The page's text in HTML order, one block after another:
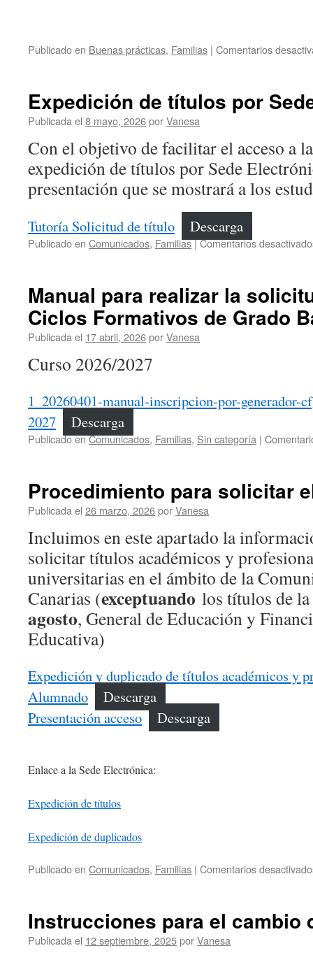
Publicado en Buenas prácticas, Familias | Comentarios
Expedición de títulos por
Publicada el 8 mayo, 2026porVanesa
Con el objetivo de facilitar el acceso a
expedición de títulos por Sede
presentación que se mostrará a los
Tutoría Solicitud de título Descarga
Publicado en Comunicados, Familias|Comentarios
Manual para realizar la
Ciclos Formativos de Grado
Publicada el 17 abril, 2026porVanesa
Curso 2026/2027
1_20260401-manual-inscripcion-por-generador-
2027
Descarga
Publicado enComunicados, Familias, Sin categoría |
Procedimiento para solicitar
Publicada el 26 marzo, 2026porVanesa
Incluimos en este apartado la
solicitar títulos académicos y
universitarias en el ámbito de la
Canarias (exceptuando los títulos de
agosto, General de Educación y
Educativa)
Expedición y duplicado de títulos académicos y
Alumnado
Descarga
Presentación acceso
Descarga
Enlace a la Sede Electrónica:
Expedición de títulos
Expedición de duplicados
Publicado en Comunicados, Familias | Comentarios
Instrucciones para el cambio
Publicada el 12 septiembre, 2025porVanesa